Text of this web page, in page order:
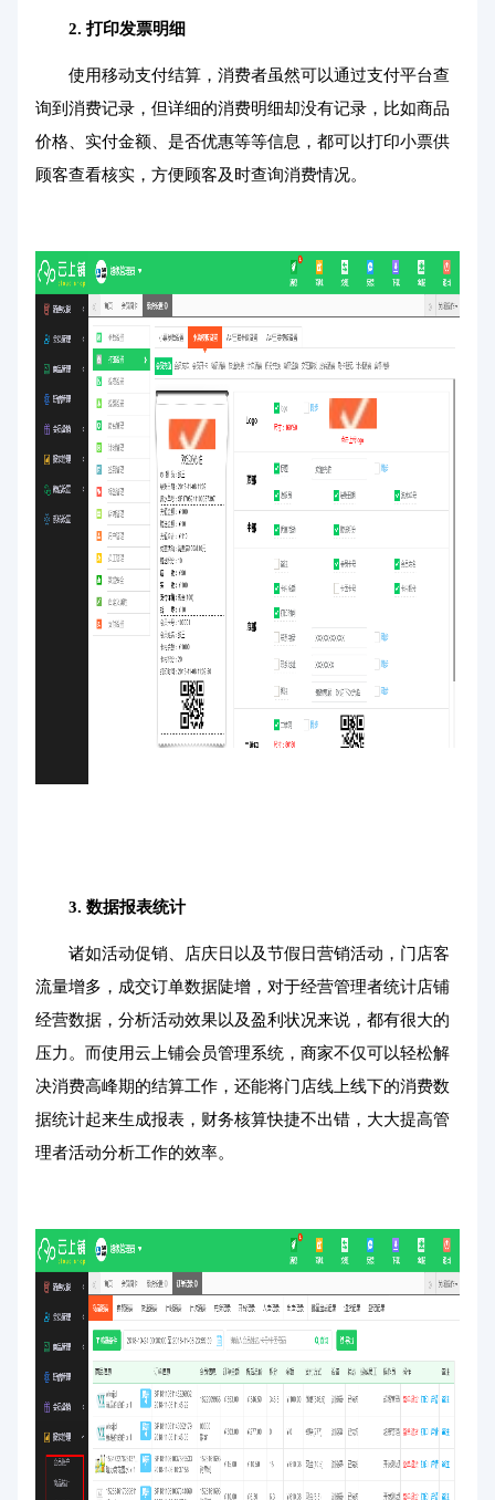
2. 打印发票明细
使用移动支付结算，消费者虽然可以通过支付平台查
询到消费记录，但详细的消费明细却没有记录，比如商品
价格、实付金额、是否优惠等等信息，都可以打印小票供
顾客查看核实，方便顾客及时查询消费情况。
3. 数据报表统计
诸如活动促销、店庆日以及节假日营销活动，门店客
流量增多，成交订单数据陡增，对于经营管理者统计店铺
经营数据，分析活动效果以及盈利状况来说，都有很大的
压力。而使用云上铺会员管理系统，商家不仅可以轻松解
决消费高峰期的结算工作，还能将门店线上线下的消费数
据统计起来生成报表，财务核算快捷不出错，大大提高管
理者活动分析工作的效率。